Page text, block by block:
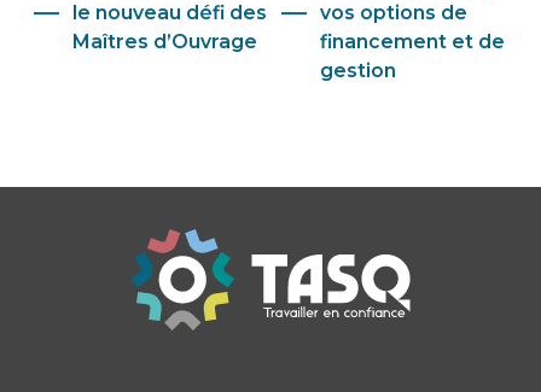
le nouveau défi des
Maîtres d’Ouvrage
vos options de
financement et de
gestion